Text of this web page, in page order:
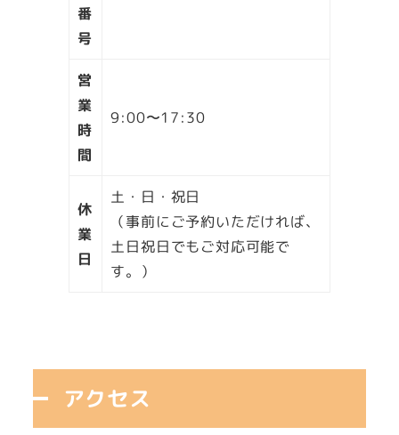
番
号
営
業
時
間
9:00〜17:30
休
業
日
土・日・祝日
（事前にご予約いただければ、
土日祝日でもご対応可能で
す。）
アクセス